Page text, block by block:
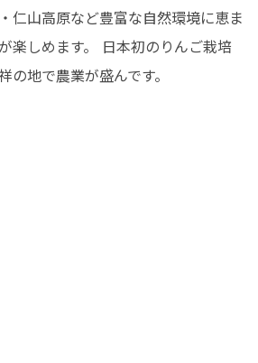
仁山高原など豊富な自然環境に恵ま
楽しめます。 日本初のりんご栽培
の地で農業が盛んです。